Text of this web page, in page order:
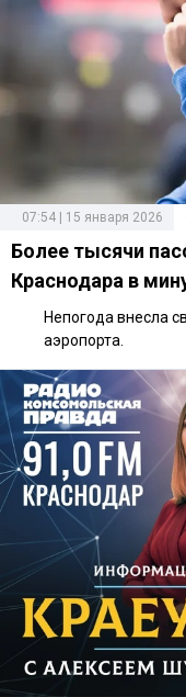
07:54 | 15 января 2026
Более тысячи
Краснодара в
Непогода внесла
аэропорта.